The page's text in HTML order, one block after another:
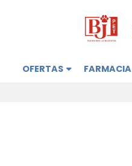
OFERTAS FARMACIA